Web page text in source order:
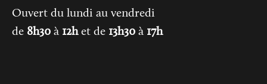
Ouvert du lundi au vendredi
de 8h30 à 12het de 13h30 à 17h